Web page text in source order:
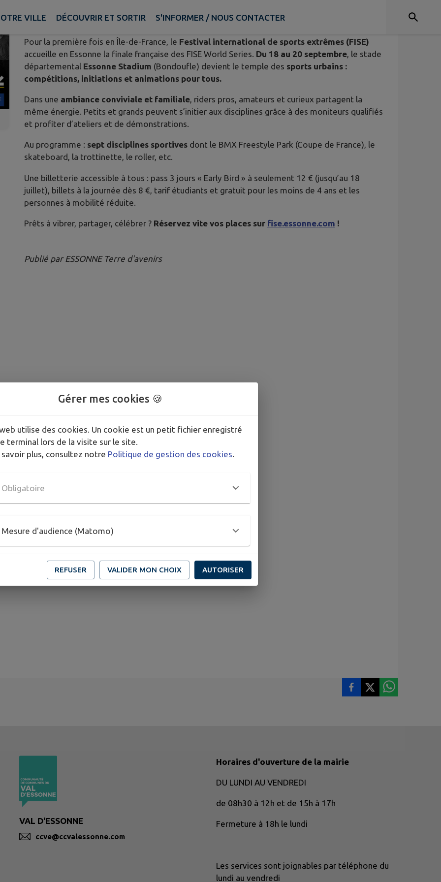
VILLE DÉCOUVRIR ET SORTIR S'INFORMER / NOUS CONTACTER
Publié le vendredi 29 mai 2026 - Champcueil
Pour la première fois en Île-de-France, le Festival international de sports extrêmes (FISE)
accueille en Essonne la finale française des FISE World Series. Du 18 au 20 septembre, le stade
départemental Essonne Stadium (Bondoufle) devient le temple des sports urbains :
compétitions, initiations et animations pour tous.
Dans une ambiance conviviale et familiale, riders pros, amateurs et curieux partagent la
même énergie. Petits et grands peuvent s’initier aux disciplines grâce à des moniteurs qualifiés
et profiter d’ateliers et de démonstrations.
Au programme : sept disciplines sportives dont le BMX Freestyle Park (Coupe de France), le
skateboard, la trottinette, le roller, etc.
Une billetterie accessible à tous : pass 3 jours « Early Bird » à seulement 12 € (jusqu’au 18
juillet), billets à la journée dès 8 €, tarif étudiants et gratuit pour les moins de 4 ans et les
personnes à mobilité réduite.
Prêts à vibrer, partager, célébrer ? Réservez vite vos places sur fise.essonne.com !
Publié par ESSONNE Terre d'avenirs
VAL D'ESSONNE
ccve@ccvalessonne.com
Horaires d'ouverture de la mairie
DU LUNDI AU VENDREDI
de 08h30 à 12h et de 15h à 17h
Fermeture à 18h le lundi
Les services sont joignables par téléphone du
lundi au vendredi
Gérer mes cookies 🍪
utilise des cookies. Un cookie est un petit fichier enregistré
terminal lors de la visite sur le site.
savoir plus, consultez notre Politique de gestion des cookies.
Obligatoire
Mesure d'audience (Matomo)
REFUSER VALIDER MON CHOIX AUTORISER